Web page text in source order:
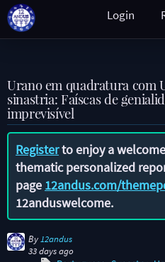
Login
Urano em quadratura com
sinastria: Faíscas de
imprevisível
Registerto enjoy a
thematic personalized
page 12andus.com/
12anduswelcome.
By 12andus
33 days ago